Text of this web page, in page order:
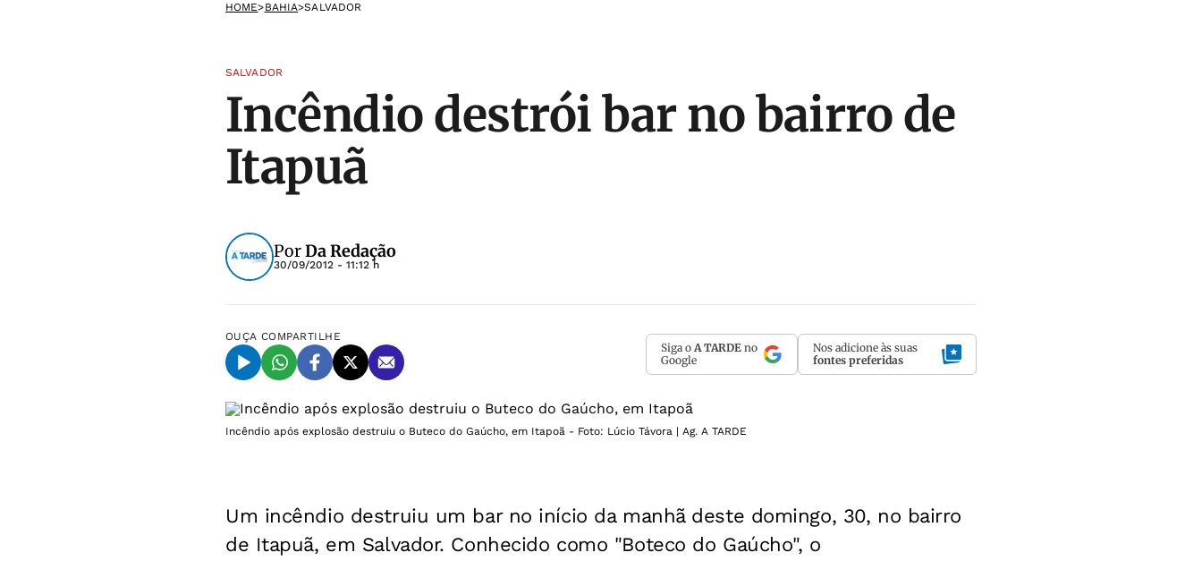
HOME>BAHIA>SALVADOR
SALVADOR
Incêndio destrói bar no bairro de
Itapuã
PorDa Redação
30/09/2012 - 11:12 h
OUÇA COMPARTILHE
Siga o A TARDE no
Google
Nos adicione às suas
fontes preferidas
Incêndio após explosão destruiu o Buteco do Gaúcho, em Itapoã - Foto: Lúcio Távora | Ag. A TARDE
Um incêndio destruiu um bar no início da manhã deste domingo, 30, no bairro
de Itapuã, em Salvador. Conhecido como "Boteco do Gaúcho", o